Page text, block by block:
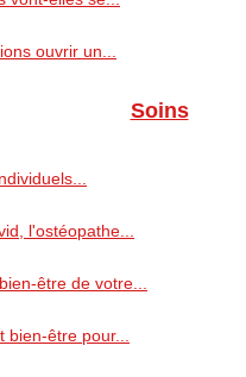
ouvrir un...
Soins
l'ostéopathe...
être de votre...
bien-être pour...